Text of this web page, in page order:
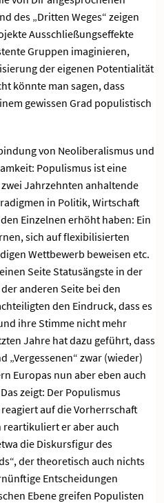
des „Dritten Weges“ zeigen
Ausschließungseffekte
Gruppen imaginieren,
der eigenen Potentialität
könnte man sagen, dass
gewissen Grad populistisch
von Neoliberalismus und
Populismus ist eine
Jahrzehnten anhaltende
in Politik, Wirtschaft
Einzelnen erhöht haben: Ein
sich auf flexibilisierten
Wettbewerb beweisen etc.
Seite Statusängste in der
anderen Seite bei den
den Eindruck, dass es
ihre Stimme nicht mehr
Jahre hat dazu geführt, dass
„Vergessenen“ zwar (wieder)
Europas nun aber eben auch
zeigt: Der Populismus
auf die Vorherrschaft
reartikuliert er aber auch
die Diskursfigur des
der theoretisch auch nichts
Entscheidungen
Ebene greifen Populisten